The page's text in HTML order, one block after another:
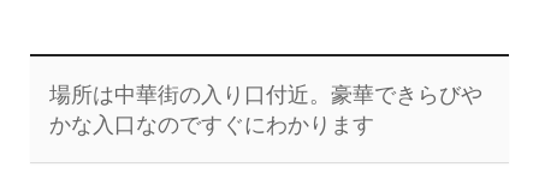
場所は中華街の入り口付近。豪華できらびや
かな入口なのですぐにわかります